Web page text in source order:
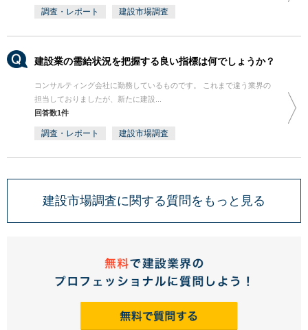
調査・レポート 建設市場調査
建設業の需給状況を把握する良い指標は何でしょうか？
コンサルティング会社に勤務しているものです。 これまで違う業界の
担当しておりましたが、新たに建設...
回答数1件
調査・レポート 建設市場調査
建設市場調査に関する質問をもっと見る